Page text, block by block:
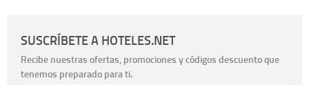
SUSCRÍBETE A HOTELES.NET
Recibe nuestras ofertas, promociones y códigos descuento que
tenemos preparado para ti.